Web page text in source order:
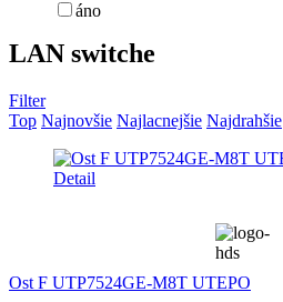
áno
LAN switche
Filter
Top Najnovšie Najlacnejšie Najdrahšie
Detail
Ost F UTP7524GE-M8T UTEPO